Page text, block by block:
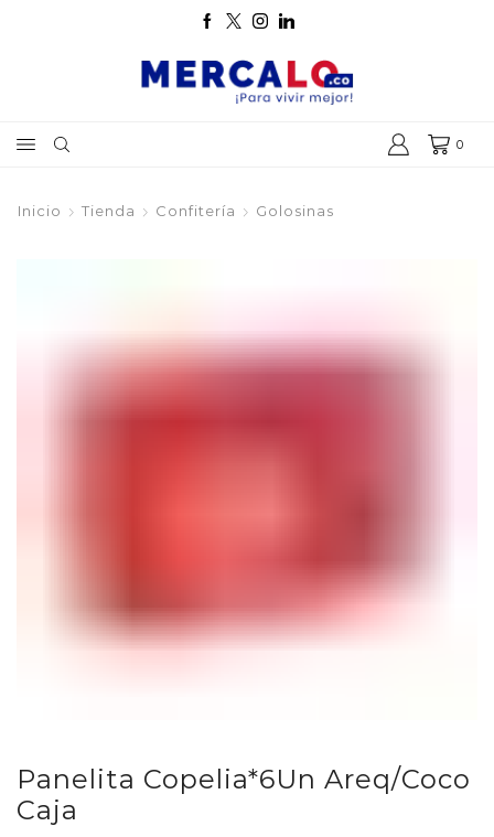
0
Inicio Tienda Confitería Golosinas
Panelita Copelia*6Un Areq/Coco
Caja